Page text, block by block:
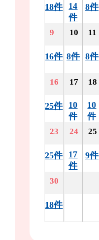
18件
14
件
8件
9
16件
10
8件
11
8件
16
25件
17
10
件
18
10
件
23
25件
24
17
件
25
9件
30
18件